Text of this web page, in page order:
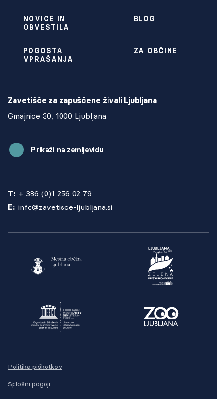
NOVICE IN
OBVESTILA
BLOG
POGOSTA
VPRAŠANJA
ZA OBČINE
Zavetišče za zapuščene živali Ljubljana
Gmajnice 30, 1000 Ljubljana
Prikaži na zemljevidu
T: + 386 (0)1 256 02 79
E: info@zavetisce-ljubljana.si
Politika piškotkov
Splošni pogoji